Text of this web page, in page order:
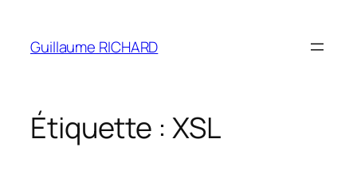
contenu
Guillaume RICHARD
Étiquette : XSL